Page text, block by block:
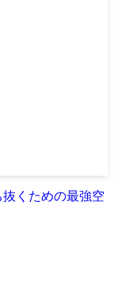
抜くための最強空